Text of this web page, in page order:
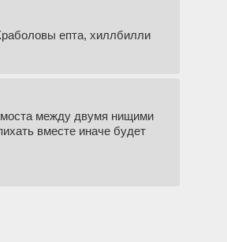
епта, хиллбилли
моста между двумя нищими
вместе иначе будет